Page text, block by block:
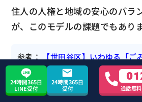
住人の人権と地域の安心のバラ
が、このモデルの課題でもあり
参考：【世田谷区】いわゆる「ご
て
24時間365日
LINE受付
24時間365日
受付
通話無